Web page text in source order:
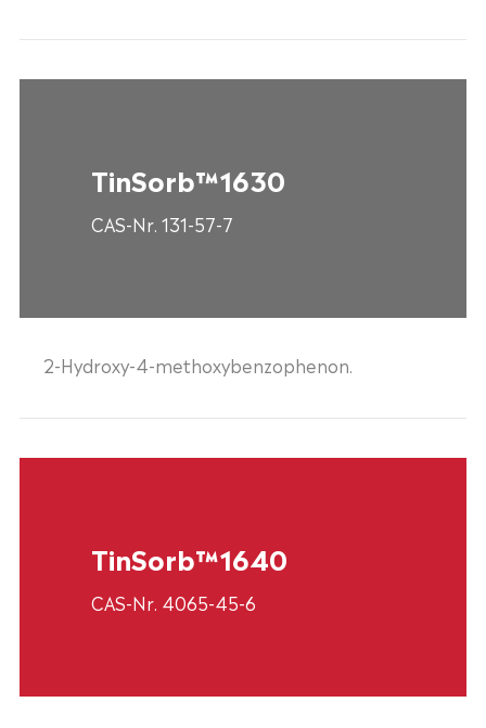
TinSorb™1630
CAS-Nr. 131-57-7
2-Hydroxy-4-methoxybenzophenon.
TinSorb™1640
CAS-Nr. 4065-45-6